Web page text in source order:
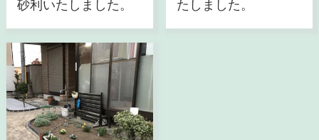
砂利いたしました。
たしました。